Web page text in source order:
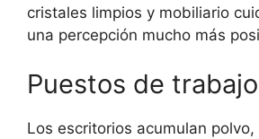
cristales limpios y mobiliario
una percepción mucho más
Puestos de trabajo
Los escritorios acumulan